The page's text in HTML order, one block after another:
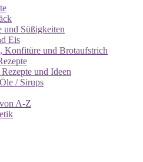
und Süßigkeiten
Eis
Konfitüre und Brotaufstrich
und Ideen
/ Sirups
A-Z